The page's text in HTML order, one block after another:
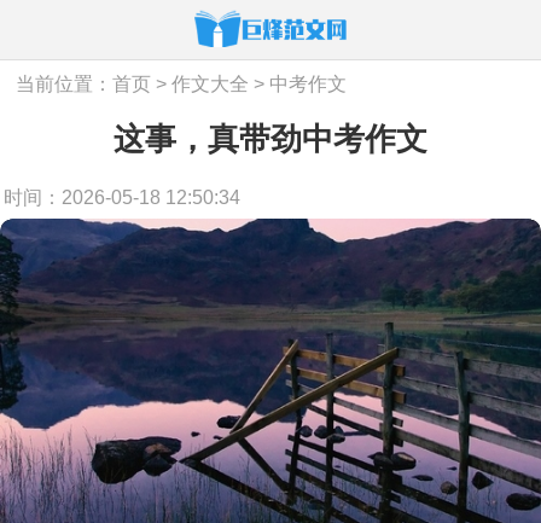
当前位置：首页 >作文大全 > 中考作文
这事，真带劲中考作文
时间：2026-05-18 12:50:34